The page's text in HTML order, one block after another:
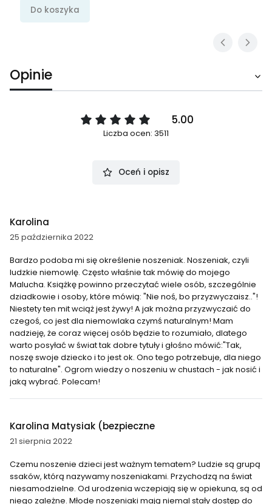
Do koszyka
Opinie
5.00
Liczba ocen: 3511
Oceń i opisz
Karolina
25 października 2022
Bardzo podoba mi się określenie noszeniak. Noszeniak, czyli
ludzkie niemowlę. Często właśnie tak mówię do mojego
Malucha. Książkę powinno przeczytać wiele osób, szczególnie
dziadkowie i osoby, które mówią: "Nie noś, bo przyzwyczaisz.."!
Niestety ten mit wciąż jest żywy! A jak można przyzwyczaić do
czegoś, co jest dla niemowlaka czymś naturalnym! Mam
nadzieję, że coraz więcej osób będzie to rozumiało, dlatego
warto posyłać w świat tak dobre tytuły i głośno mówić:"Tak,
noszę swoje dziecko i to jest ok. Ono tego potrzebuje, dla niego
to naturalne". Ogrom wiedzy o noszeniu w chustach - jak nosić i
jaką wybrać. Polecam!
Karolina Matysiak (bezpieczne
21 sierpnia 2022
Czemu noszenie dzieci jest ważnym tematem? Ludzie są grupą
ssaków, którą nazywamy noszeniakami. Przychodzą na świat
niesamodzielne. Od urodzenia wczepiają się w opiekuna, są od
niego zależne. Młode noszeniaki mają niemal stały dostęp do